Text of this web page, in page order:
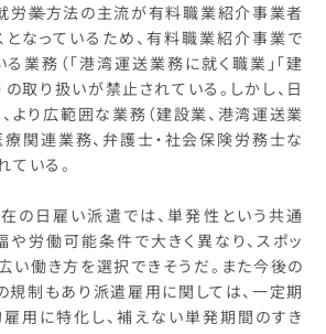
労業方法の主流が有料職業紹介事業者
なっているため、有料職業紹介事業で
業務（「港湾運送業務に就く職業」「建
の取り扱いが禁止されている。しかし、日
より広範囲な業務（建設業、港湾運送業
療関連業務、弁護士・社会保険労務士な
ている。
の日雇い派遣では、単発性という共通
労働可能条件で大きく異なり、スポッ
い働き方を選択できそうだ。また今後の
規制もあり派遣雇用に関しては、一定期
用に特化し、補えない単発期間のすき